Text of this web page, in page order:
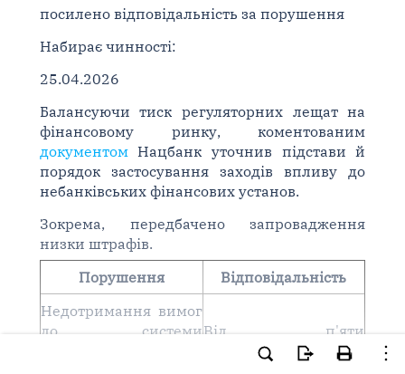
посилено відповідальність за порушення
Набирає чинності:
25.04.2026
Балансуючи тиск регуляторних лещат на
фінансовому ринку, коментованим
документомНацбанк уточнив підстави й
порядок застосування заходів впливу до
небанківських фінансових установ.
Зокрема, передбачено запровадження
низки штрафів.
Порушення
Відповідальність
Недотримання вимог
до системиВід п'яти
мінімальних